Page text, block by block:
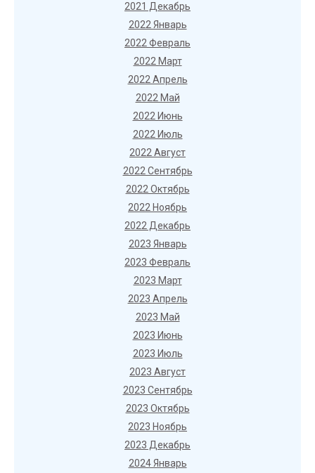
2021 Декабрь
2022 Январь
2022 Февраль
2022 Март
2022 Апрель
2022 Май
2022 Июнь
2022 Июль
2022 Август
2022 Сентябрь
2022 Октябрь
2022 Ноябрь
2022 Декабрь
2023 Январь
2023 Февраль
2023 Март
2023 Апрель
2023 Май
2023 Июнь
2023 Июль
2023 Август
2023 Сентябрь
2023 Октябрь
2023 Ноябрь
2023 Декабрь
2024 Январь